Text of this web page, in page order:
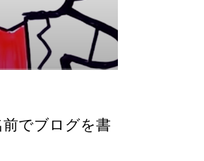
でブログを書